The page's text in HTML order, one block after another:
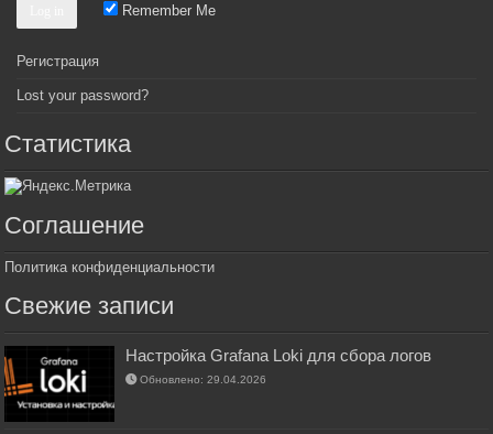
Remember Me
Регистрация
Lost your password?
Статистика
Соглашение
Политика конфиденциальности
Свежие записи
Настройка Grafana Loki для сбора логов
Обновлено: 29.04.2026